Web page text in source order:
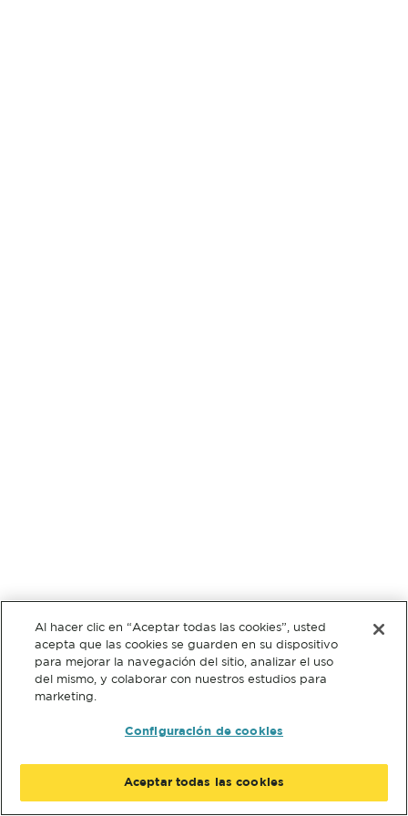
Al hacer clic en “Aceptar todas las cookies”, usted
acepta que las cookies se guarden en su dispositivo
para mejorar la navegación del sitio, analizar el uso
del mismo, y colaborar con nuestros estudios para
marketing.
Configuración de cookies
Aceptar todas las cookies